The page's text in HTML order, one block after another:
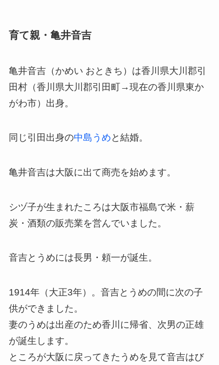
育て親・亀井音吉
亀井音吉（かめい おときち）は香川県大川郡引
田村（香川県大川郡引田町→現在の香川県東か
がわ市）出身。
同じ引田出身の中島うめと結婚。
亀井音吉は大阪に出て商売を始めます。
シヅ子が生まれたころは大阪市福島で米・薪
炭・酒類の販売業を営んでいました。
音吉とうめには長男・頼一が誕生。
1914年（大正3年）。音吉とうめの間に次の子
供ができました。
妻のうめは出産のため香川に帰省、次男の正雄
が誕生します。
ところが大阪に戻ってきたうめを見て音吉はび